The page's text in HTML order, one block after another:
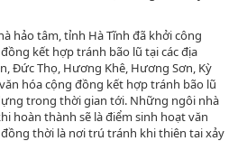
hảo tâm, tỉnh Hà Tĩnh đã khởi công
kết hợp tránh bão lũ tại các địa
Đức Thọ, Hương Khê, Hương Sơn, Kỳ
hóa cộng đồng kết hợp tránh bão lũ
trong thời gian tới. Những ngôi nhà
hoàn thành sẽ là điểm sinh hoạt văn
thời là nơi trú tránh khi thiên tai xảy